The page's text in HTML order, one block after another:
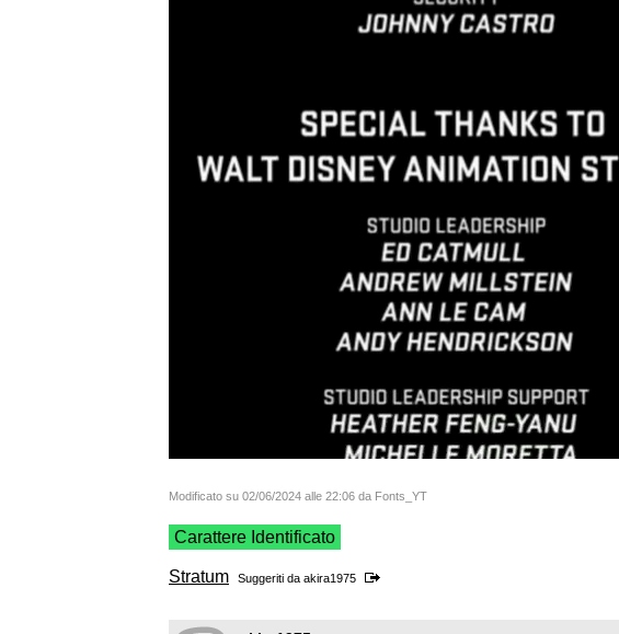
Modificato su 02/06/2024 alle 22:06 da Fonts_YT
Carattere Identificato
Stratum Suggeriti da akira1975